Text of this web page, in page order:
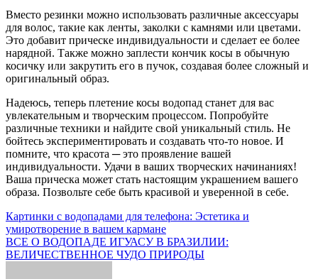
Вместо резинки можно использовать различные аксессуары
для волос, такие как ленты, заколки с камнями или цветами.
Это добавит прическе индивидуальности и сделает ее более
нарядной. Также можно заплести кончик косы в обычную
косичку или закрутить его в пучок, создавая более сложный и
оригинальный образ.
Надеюсь, теперь плетение косы водопад станет для вас
увлекательным и творческим процессом. Попробуйте
различные техники и найдите свой уникальный стиль. Не
бойтесь экспериментировать и создавать что-то новое. И
помните, что красота ─ это проявление вашей
индивидуальности. Удачи в ваших творческих начинаниях!
Ваша прическа может стать настоящим украшением вашего
образа. Позвольте себе быть красивой и уверенной в себе.
Навигация
по
записям
Картинки с водопадами для телефона: Эстетика и
умиротворение в вашем кармане
ВСЕ О ВОДОПАДЕ ИГУАСУ В БРАЗИЛИИ:
ВЕЛИЧЕСТВЕННОЕ ЧУДО ПРИРОДЫ